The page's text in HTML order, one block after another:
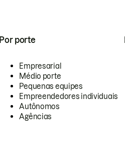
Por porte
Empresarial
Médio porte
Pequenas equipes
Empreendedores individuais
Autônomos
Agências